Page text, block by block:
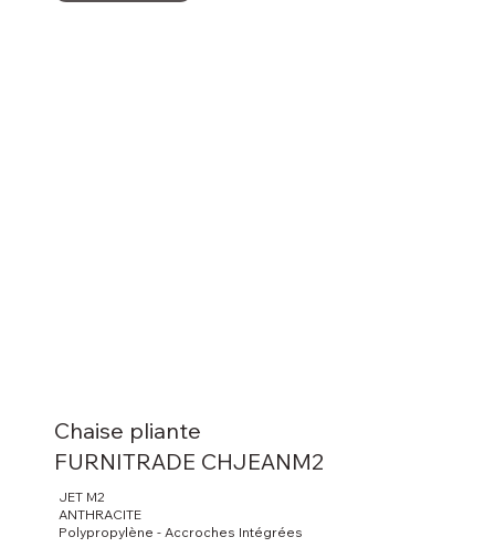
Chaise pliante
FURNITRADE CHJEANM2
JET M2
ANTHRACITE
Polypropylène - Accroches Intégrées